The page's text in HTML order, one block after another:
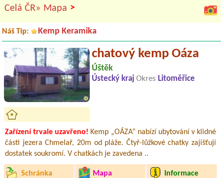
Celá ČR» Mapa >
Náš Tip: Kemp Keramika
chatový kemp Oáza
Úštěk
Ústecký kraj Okres Litoměřice
Zařízení trvale uzavřeno! Kemp „OÁZA“ nabízí ubytování v klidné
části jezera Chmelař, 20m od pláže. Čtyř-lůžkové chatky zajišťují
dostatek soukromí. V chatkách je zavedena ..
Schránka Mapa Informace